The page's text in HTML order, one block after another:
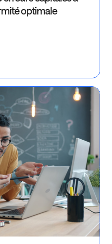
optimale